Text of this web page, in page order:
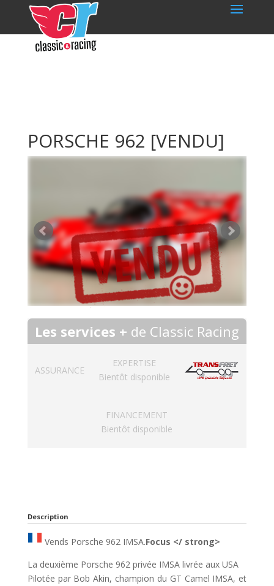
PORSCHE 962 [VENDU]
Les services + de Classic Racing
ASSURANCE
EXPERTISE
Bientôt disponible
FINANCEMENT
Bientôt disponible
Description
Vends Porsche 962 IMSA.Focus </ strong>
La deuxième Porsche 962 privée IMSA livrée aux USA
Pilotée par Bob Akin, champion du GT Camel IMSA, et